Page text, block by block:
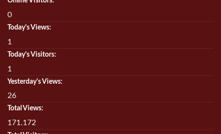
0
Today's Views:
1
Today's Visitors:
1
Yesterday's Views:
26
Total Views:
171.172